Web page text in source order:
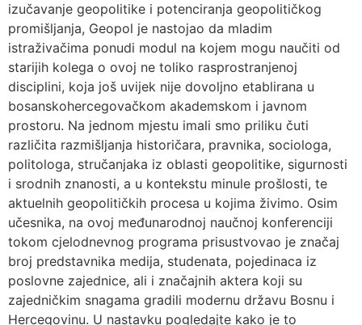
izučavanje geopolitike i potenciranja geopolitičkog
promišljanja, Geopol je nastojao da mladim
istraživačima ponudi modul na kojem mogu naučiti od
starijih kolega o ovoj ne toliko rasprostranjenoj
disciplini, koja još uvijek nije dovoljno etablirana u
bosanskohercegovačkom akademskom i javnom
prostoru. Na jednom mjestu imali smo priliku čuti
različita razmišljanja historičara, pravnika, sociologa,
politologa, stručanjaka iz oblasti geopolitike, sigurnosti
i srodnih znanosti, a u kontekstu minule prošlosti, te
aktuelnih geopolitičkih procesa u kojima živimo. Osim
učesnika, na ovoj međunarodnoj naučnoj konferenciji
tokom cjelodnevnog programa prisustvovao je značaj
broj predstavnika medija, studenata, pojedinaca iz
poslovne zajednice, ali i značajnih aktera koji su
zajedničkim snagama gradili modernu državu Bosnu i
Hercegovinu. U nastavku pogledajte kako je to